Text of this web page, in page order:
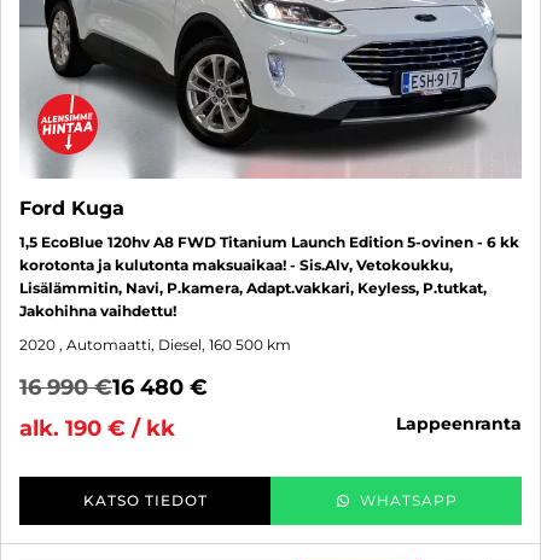
Ford Kuga
1,5 EcoBlue 120hv A8 FWD Titanium Launch Edition 5-ovinen - 6 kk
korotonta ja kulutonta maksuaikaa! - Sis.Alv, Vetokoukku,
Lisälämmitin, Navi, P.kamera, Adapt.vakkari, Keyless, P.tutkat,
Jakohihna vaihdettu!
2020 , Automaatti, Diesel, 160 500 km
16 990 €16 480 €
alk. 190 € / kk
lappeenranta
KATSO TIEDOT WHATSAPP